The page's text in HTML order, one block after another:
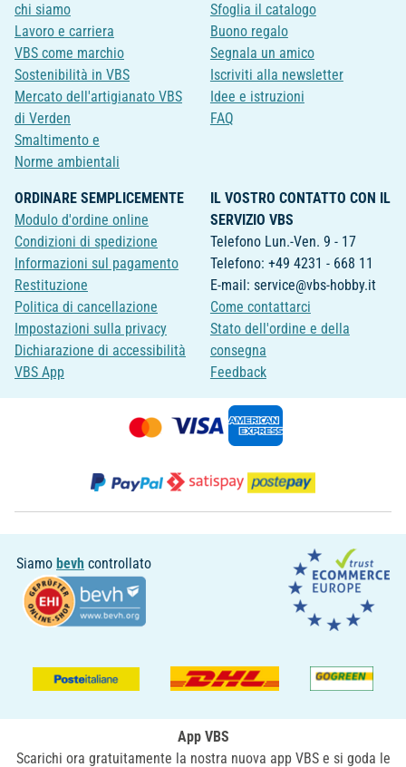
chi siamo
Lavoro e carriera
VBS come marchio
Sostenibilità in VBS
Mercato dell'artigianato VBS
di Verden
Smaltimento e
Norme ambientali
Sfoglia il catalogo
Buono regalo
Segnala un amico
Iscriviti alla newsletter
Idee e istruzioni
FAQ
ORDINARE SEMPLICEMENTE
Modulo d'ordine online
Condizioni di spedizione
Informazioni sul pagamento
Restituzione
Politica di cancellazione
Impostazioni sulla privacy
Dichiarazione di accessibilità
VBS App
IL VOSTRO CONTATTO CON IL
SERVIZIO VBS
Telefono Lun.-Ven. 9 - 17
Telefono: +49 4231 - 668 11
E-mail: service@vbs-hobby.it
Come contattarci
Stato dell'ordine e della
consegna
Feedback
Siamo bevh controllato
App VBS
Scarichi ora gratuitamente la nostra nuova app VBS e si goda le